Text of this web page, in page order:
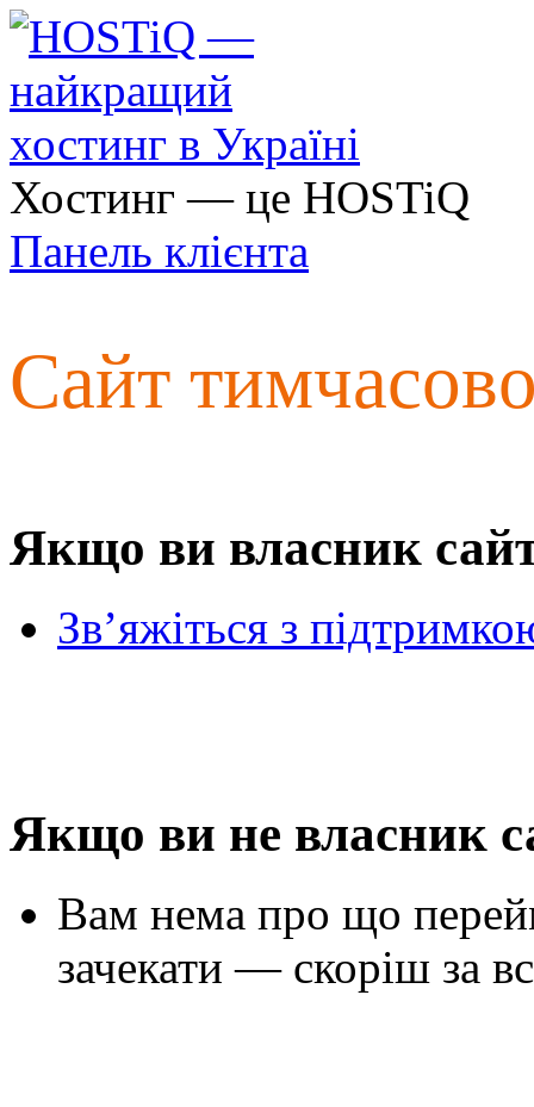
Хостинг — це HOSTiQ
Панель клієнта
Сайт
Якщо ви власник
Зв’яжіться з
Якщо ви не власник
Вам нема про що
зачекати — скоріш за